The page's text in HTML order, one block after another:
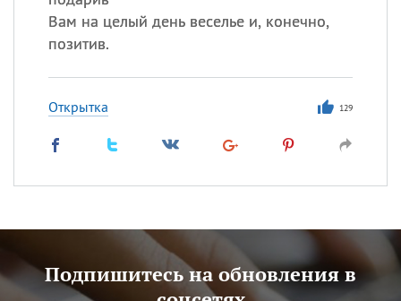
Вам на целый день веселье и, конечно,
позитив.
Открытка 129
Подпишитесь на обновления в